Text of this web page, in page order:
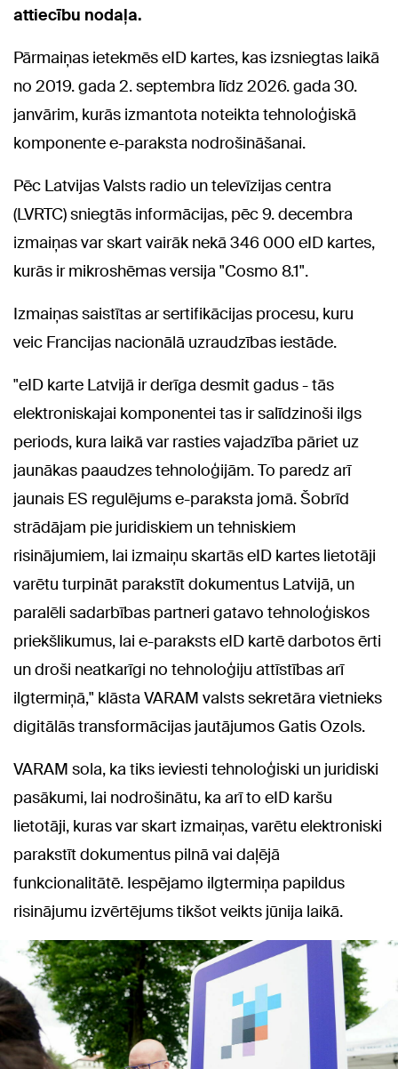
attiecību nodaļa.
Pārmaiņas ietekmēs eID kartes, kas izsniegtas laikā
no 2019. gada 2. septembra līdz 2026. gada 30.
janvārim, kurās izmantota noteikta tehnoloģiskā
komponente e-paraksta nodrošināšanai.
Pēc Latvijas Valsts radio un televīzijas centra
(LVRTC) sniegtās informācijas, pēc 9. decembra
izmaiņas var skart vairāk nekā 346 000 eID kartes,
kurās ir mikroshēmas versija "Cosmo 8.1".
Izmaiņas saistītas ar sertifikācijas procesu, kuru
veic Francijas nacionālā uzraudzības iestāde.
"eID karte Latvijā ir derīga desmit gadus - tās
elektroniskajai komponentei tas ir salīdzinoši ilgs
periods, kura laikā var rasties vajadzība pāriet uz
jaunākas paaudzes tehnoloģijām. To paredz arī
jaunais ES regulējums e-paraksta jomā. Šobrīd
strādājam pie juridiskiem un tehniskiem
risinājumiem, lai izmaiņu skartās eID kartes lietotāji
varētu turpināt parakstīt dokumentus Latvijā, un
paralēli sadarbības partneri gatavo tehnoloģiskos
priekšlikumus, lai e-paraksts eID kartē darbotos ērti
un droši neatkarīgi no tehnoloģiju attīstības arī
ilgtermiņā," klāsta VARAM valsts sekretāra vietnieks
digitālās transformācijas jautājumos Gatis Ozols.
VARAM sola, ka tiks ieviesti tehnoloģiski un juridiski
pasākumi, lai nodrošinātu, ka arī to eID karšu
lietotāji, kuras var skart izmaiņas, varētu elektroniski
parakstīt dokumentus pilnā vai daļējā
funkcionalitātē. Iespējamo ilgtermiņa papildus
risinājumu izvērtējums tikšot veikts jūnija laikā.